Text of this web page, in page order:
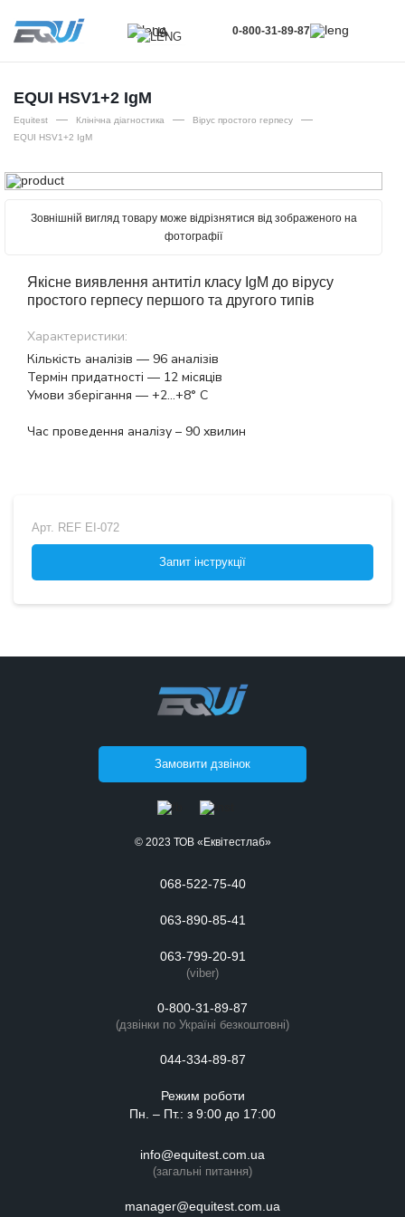
UA
RU
0-800-31-89-87
EQUI HSV1+2 IgM
Equitest — Клінічна діагностика — Вірус простого герпесу —
EQUI HSV1+2 IgM
Зовнішній вигляд товару може відрізнятися від зображеного на
фотографії
Якісне виявлення антитіл класу IgM до вірусу
простого герпесу першого та другого типів
Характеристики:
Кількість аналізів — 96 аналізів
Термін придатності — 12 місяців
Умови зберігання — +2…+8° С
Час проведення аналізу – 90 хвилин
Арт. REF EI-072
Запит інструкції
Замовити дзвінок
© 2023 ТОВ «Еквітестлаб»
068-522-75-40
063-890-85-41
063-799-20-91
(viber)
0-800-31-89-87
(дзвінки по Україні безкоштовні)
044-334-89-87
Режим роботи
Пн. – Пт.: з 9:00 до 17:00
info@equitest.com.ua
(загальні питання)
manager@equitest.com.ua